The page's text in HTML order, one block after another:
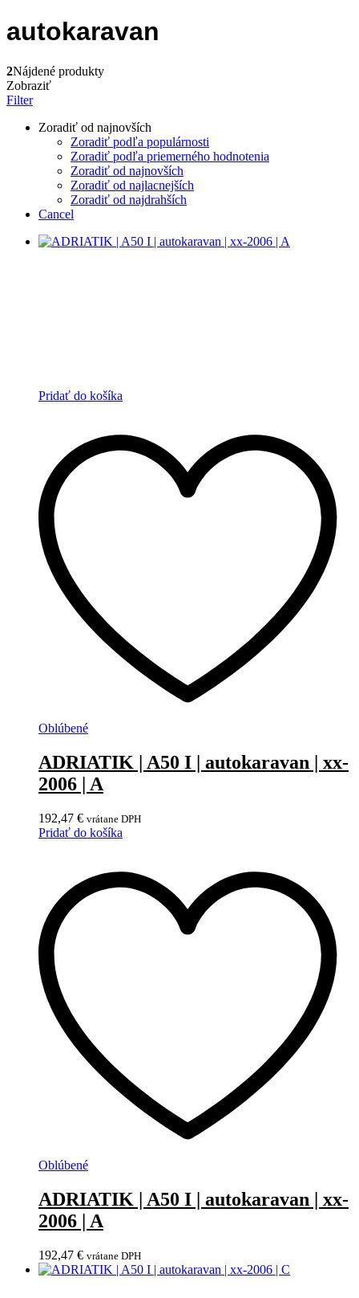
autokaravan
2Nájdené produkty
Zobraziť
Filter
Zoradiť od najnovších
Zoradiť podľa populárnosti
Zoradiť podľa priemerného hodnotenia
Zoradiť od najnovších
Zoradiť od najlacnejších
Zoradiť od najdrahších
Cancel
Pridať do košíka
Oblúbené
ADRIATIK | A50 I | autokaravan | xx-
2006 | A
192,47 € vrátane DPH
Pridať do košíka
Oblúbené
ADRIATIK | A50 I | autokaravan | xx-
2006 | A
192,47 € vrátane DPH